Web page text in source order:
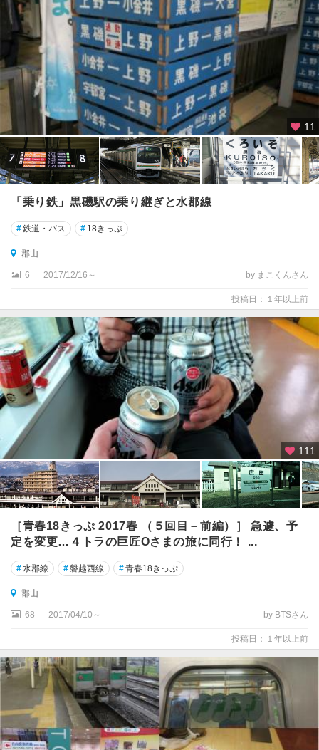
11
「乗り鉄」黒磯駅の乗り継ぎと水郡線
#鉄道・バス # 18きっぷ
郡山
6 2017/12/16～ by まこくんさん
投稿日：１年以上前
111
［青春18きっぷ 2017春 （５回目－前編）］ 急遽、予
定を変更…４トラの巨匠Oさまの旅に同行！ ...
#水郡線 #磐越西線 #青春18きっぷ
郡山
68 2017/04/10～ by BTSさん
投稿日：１年以上前